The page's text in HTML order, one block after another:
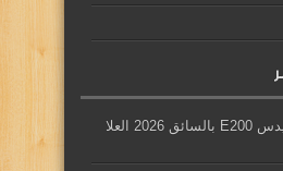
تأجير سيارات مرسيدس E200 بالسائق 2026 العلا